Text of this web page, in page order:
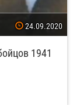
24.09.2020
1941